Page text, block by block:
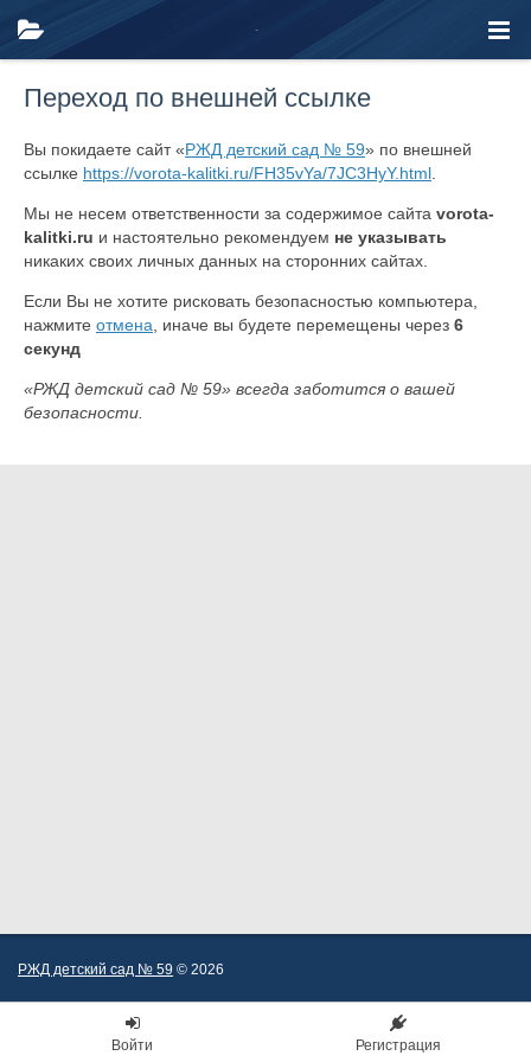
Переход по внешней ссылке
Вы покидаете сайт «РЖД детский сад № 59» по внешней
ссылке https://vorota-kalitki.ru/FH35vYa/7JC3HyY.html
Мы не несем ответственности за содержимое сайта vorota-
kalitki.ru и настоятельно рекомендуем не указывать
никаких своих личных данных на сторонних сайтах.
Если Вы не хотите рисковать безопасностью компьютера,
нажмите отмена , иначе вы будете перемещены через 6
секунд
«РЖД детский сад № 59» всегда заботится о вашей
безопасности.
РЖД детский сад № 59 © 2026
Войти Регистрация